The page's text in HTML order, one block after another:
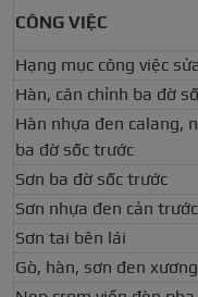
CÔNG VIỆC
Hạng mục công việc
Hàn, căn chỉnh ba đờ
Hàn nhựa đen calang,
ba đờ sốc trước
Sơn ba đờ sốc trước
Sơn nhựa đen cản trước
Sơn tai bên lái
Gò, hàn, sơn đen